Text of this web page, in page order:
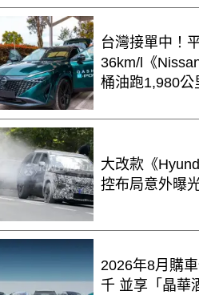
台灣接單中！
36km/l《
桶油跑1,980公
大改款《
控布局意外曝
2026年8月購
千 並享「晶華